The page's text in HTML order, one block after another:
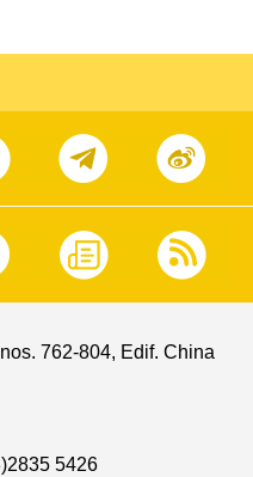
762-804, Edif. China
5426